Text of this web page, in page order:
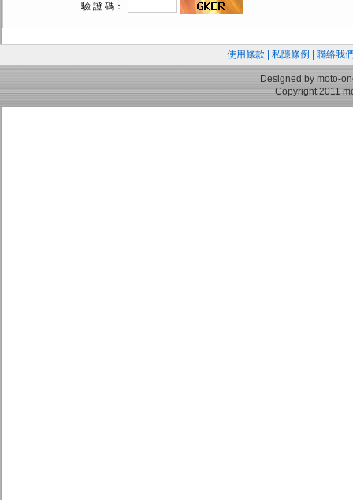
驗 證 碼：
使用條款 私隱條例 聯絡我
Designed by moto-
Copyright 2011